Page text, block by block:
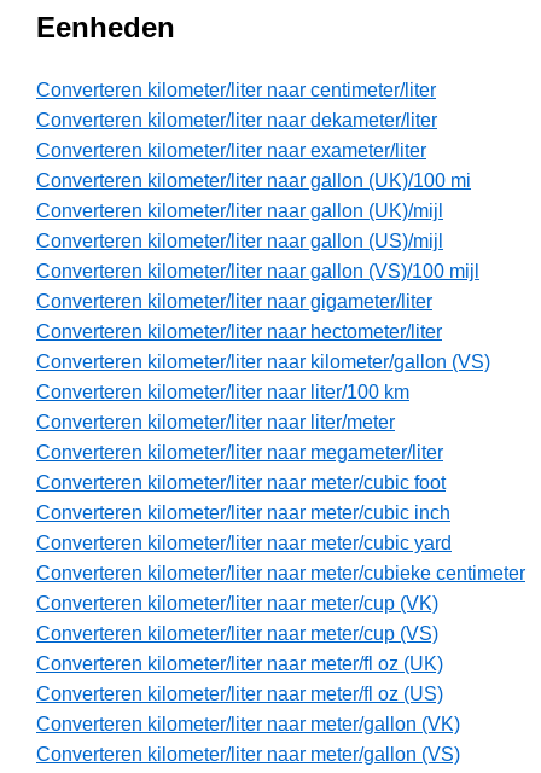
Eenheden
Converteren kilometer/liter naar centimeter/liter
Converteren kilometer/liter naar dekameter/liter
Converteren kilometer/liter naar exameter/liter
Converteren kilometer/liter naar gallon (UK)/100 mi
Converteren kilometer/liter naar gallon (UK)/mijl
Converteren kilometer/liter naar gallon (US)/mijl
Converteren kilometer/liter naar gallon (VS)/100 mijl
Converteren kilometer/liter naar gigameter/liter
Converteren kilometer/liter naar hectometer/liter
Converteren kilometer/liter naar kilometer/gallon (VS)
Converteren kilometer/liter naar liter/100 km
Converteren kilometer/liter naar liter/meter
Converteren kilometer/liter naar megameter/liter
Converteren kilometer/liter naar meter/cubic foot
Converteren kilometer/liter naar meter/cubic inch
Converteren kilometer/liter naar meter/cubic yard
Converteren kilometer/liter naar meter/cubieke centimeter
Converteren kilometer/liter naar meter/cup (VK)
Converteren kilometer/liter naar meter/cup (VS)
Converteren kilometer/liter naar meter/fl oz (UK)
Converteren kilometer/liter naar meter/fl oz (US)
Converteren kilometer/liter naar meter/gallon (VK)
Converteren kilometer/liter naar meter/gallon (VS)